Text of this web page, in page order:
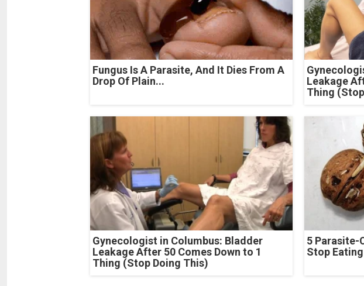
Fungus Is A Parasite, And It Dies From A
Drop Of Plain...
Leakage
Thing
Gynecologist in Columbus: Bladder
Leakage After 50 Comes Down to 1
Thing (Stop Doing This)
5 Parasite-
Stop